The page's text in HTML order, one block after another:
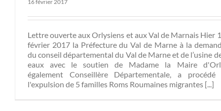
16 février 2017
Lettre ouverte aux Orlysiens et aux Val de Marnais Hier
février 2017 la Préfecture du Val de Marne à la
du conseil départemental du Val de Marne et de l’usine
eaux avec le soutien de Madame la Maire
également Conseillère Départementale, a procédé
l'expulsion de 5 familles Roms Roumaines migrantes [...]